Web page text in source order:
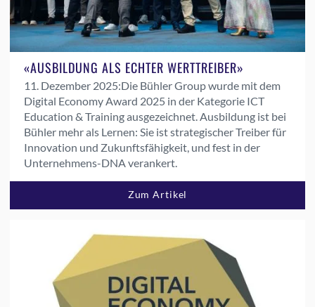
«AUSBILDUNG ALS ECHTER WERTTREIBER»
11. Dezember 2025:Die Bühler Group wurde mit dem
Digital Economy Award 2025 in der Kategorie ICT
Education & Training ausgezeichnet. Ausbildung ist bei
Bühler mehr als Lernen: Sie ist strategischer Treiber für
Innovation und Zukunftsfähigkeit, und fest in der
Unternehmens-DNA verankert.
Zum Artikel